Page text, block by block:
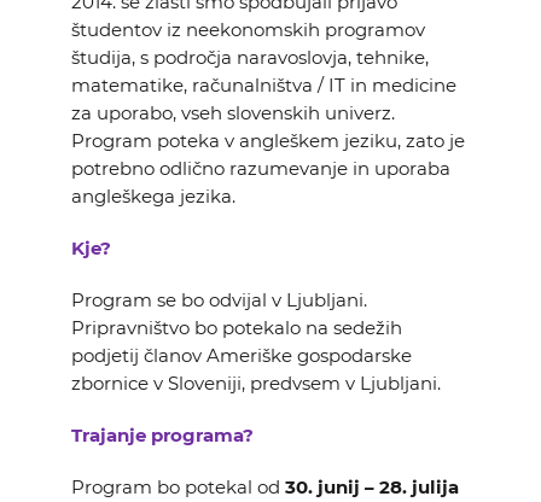
študentov iz neekonomskih programov
študija, s področja naravoslovja, tehnike,
matematike, računalništva / IT in medicine
za uporabo, vseh slovenskih univerz.
Program poteka v angleškem jeziku, zato je
potrebno odlično razumevanje in uporaba
angleškega jezika.
Kje?
Program se bo odvijal v Ljubljani.
Pripravništvo bo potekalo na sedežih
podjetij članov Ameriške gospodarske
zbornice v Sloveniji, predvsem v Ljubljani.
Trajanje programa?
Program bo potekal od 30. junij – 28. julija